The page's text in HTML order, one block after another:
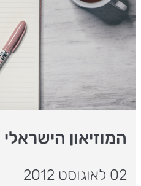
המוזיאון
02 לאוגוסט 2012